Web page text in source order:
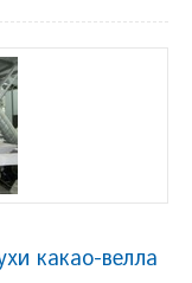
какао-велла